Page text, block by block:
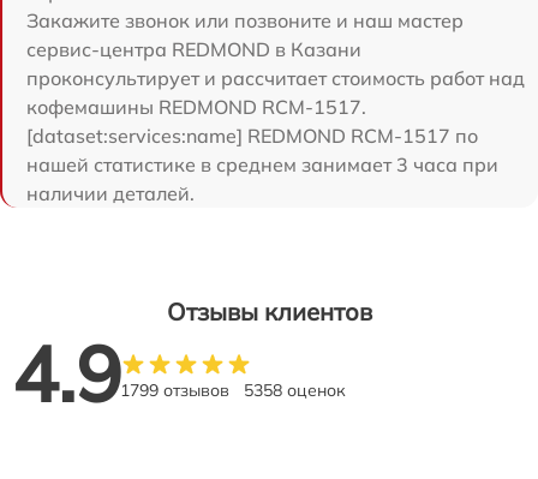
Закажите звонок или позвоните и наш мастер
сервис-центра REDMOND в Казани
проконсультирует и рассчитает стоимость работ над
кофемашины REDMOND RCM-1517.
[dataset:services:name] REDMOND RCM-1517 по
нашей статистике в среднем занимает 3 часа при
наличии деталей.
Отзывы клиентов
4.91799 отзывов 5358 оценок